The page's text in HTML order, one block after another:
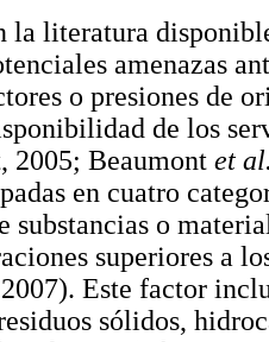
la literatura
amenazas
o presiones de
de los
2005; Beaumont et
en cuatro
substancias o
superiores a
Este factor
sólidos,